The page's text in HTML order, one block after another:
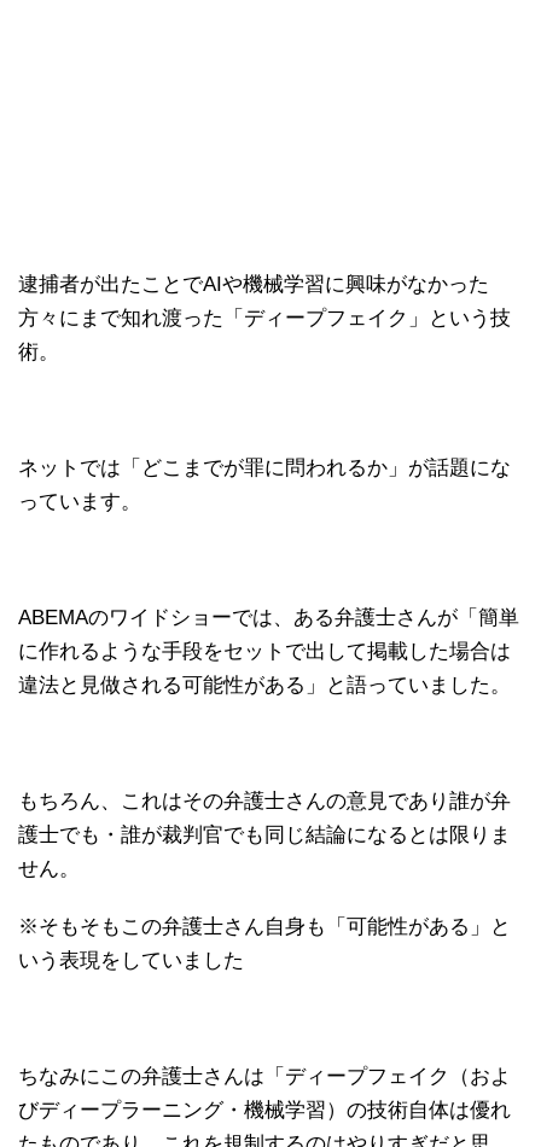
逮捕者が出たことでAIや機械学習に興味がなかった
方々にまで知れ渡った「ディープフェイク」という技
術。
ネットでは「どこまでが罪に問われるか」が話題にな
っています。
ABEMAのワイドショーでは、ある弁護士さんが「簡単
に作れるような手段をセットで出して掲載した場合は
違法と見做される可能性がある」と語っていました。
もちろん、これはその弁護士さんの意見であり誰が弁
護士でも・誰が裁判官でも同じ結論になるとは限りま
せん。
※そもそもこの弁護士さん自身も「可能性がある」と
いう表現をしていました
ちなみにこの弁護士さんは「ディープフェイク（およ
びディープラーニング・機械学習）の技術自体は優れ